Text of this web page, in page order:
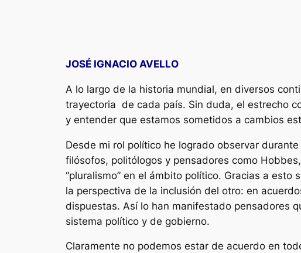
JOSÉ IGNACIO AVELLO
A lo largo de la historia mundial, en diversos
trayectoria de cada país. Sin duda, el estrecho
y entender que estamos sometidos a cambios
Desde mi rol político he logrado observar
filósofos, politólogos y pensadores como
“pluralismo” en el ámbito político. Gracias a
la perspectiva de la inclusión del otro: en
dispuestas. Así lo han manifestado pensadores
sistema político y de gobierno.
Claramente no podemos estar de acuerdo en